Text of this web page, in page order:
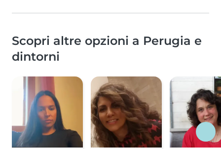
Scopri altre opzioni a Perugia e
dintorni